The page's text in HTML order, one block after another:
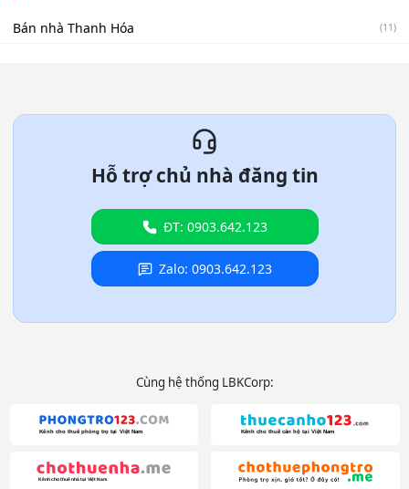
Bán nhà Thanh Hóa (11)
Hỗ trợ chủ nhà đăng tin
ĐT: 0903.642.123
Zalo: 0903.642.123
Cùng hệ thống LBKCorp: